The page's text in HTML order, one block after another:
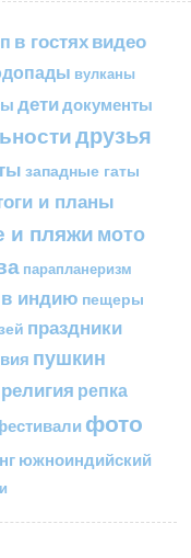
в гостяхвидео
вулканы
детидокументы
друзья
западные гаты
и планы
и пляжимото
парапланеризм
в индию пещеры
праздники
пушкин
религия репка
фото
южноиндийский